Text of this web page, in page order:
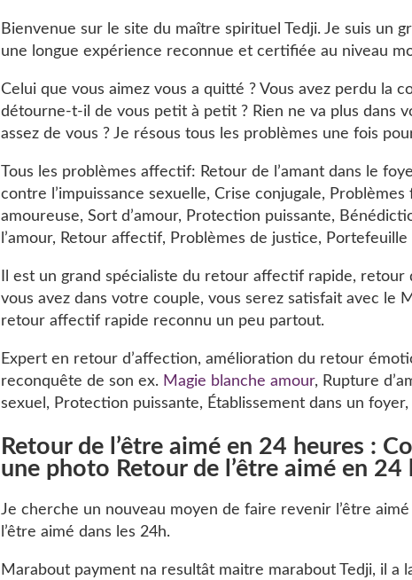
Bienvenue sur le site du maître spirituel Tedji. Je suis un
une longue expérience reconnue et certifiée au niveau
Celui que vous aimez vous a quitté ? Vous avez perdu la
détourne-t-il de vous petit à petit ? Rien ne va plus dans
assez de vous ? Je résous tous les problèmes une fois
Tous les problèmes affectif: Retour de l’amant dans le
contre l’impuissance sexuelle, Crise conjugale,
amoureuse, Sort d’amour, Protection puissante,
l’amour, Retour affectif, Problèmes de justice,
Il est un grand spécialiste du retour affectif rapide,
vous avez dans votre couple, vous serez satisfait avec le
retour affectif rapide reconnu un peu partout.
Expert en retour d’affection, amélioration du retour
reconquête de son ex. Magie blanche amour, Rupture
sexuel, Protection puissante, Établissement dans un
Retour de l’être aimé en 24 heures :
une photo Retour de l’être aimé en 24
Je cherche un nouveau moyen de faire revenir l’être
l’être aimé dans les 24h.
Marabout payment na resultât maitre marabout Tedji, il a